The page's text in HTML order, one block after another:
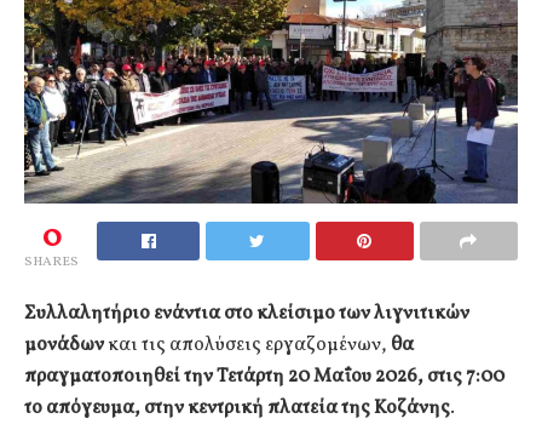
0
SHARES
Συλλαλητήριο ενάντια στο κλείσιμο των λιγνιτικών
μονάδωνκαι τις απολύσεις εργαζομένων, θα
πραγματοποιηθεί την Τετάρτη 20 Μαΐου 2026, στις 7:00
το απόγευμα, στην κεντρική πλατεία της Κοζάνης.